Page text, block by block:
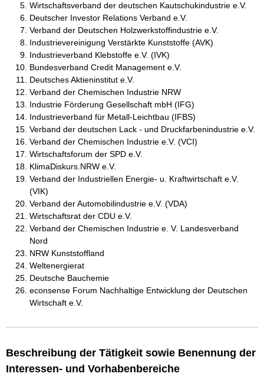
Wirtschaftsverband der deutschen Kautschukindustrie e.V.
Deutscher Investor Relations Verband e.V.
Verband der Deutschen Holzwerkstoffindustrie e.V.
Industrievereinigung Verstärkte Kunststoffe (AVK)
Industrieverband Klebstoffe e.V. (IVK)
Bundesverband Credit Management e.V.
Deutsches Aktieninstitut e.V.
Verband der Chemischen Industrie NRW
Industrie Förderung Gesellschaft mbH (IFG)
Industrieverband für Metall-Leichtbau (IFBS)
Verband der deutschen Lack - und Druckfarbenindustrie e.V.
Verband der Chemischen Industrie e.V. (VCI)
Wirtschaftsforum der SPD e.V.
KlimaDiskurs.NRW e.V.
Verband der Industriellen Energie- u. Kraftwirtschaft e.V.
(VIK)
Verband der Automobilindustrie e.V. (VDA)
Wirtschaftsrat der CDU e.V.
Verband der Chemischen Industrie e. V. Landesverband
Nord
NRW Kunststoffland
Weltenergierat
Deutsche Bauchemie
econsense Forum Nachhaltige Entwicklung der Deutschen
Wirtschaft e.V.
Beschreibung der Tätigkeit sowie Benennung der
Interessen- und Vorhabenbereiche